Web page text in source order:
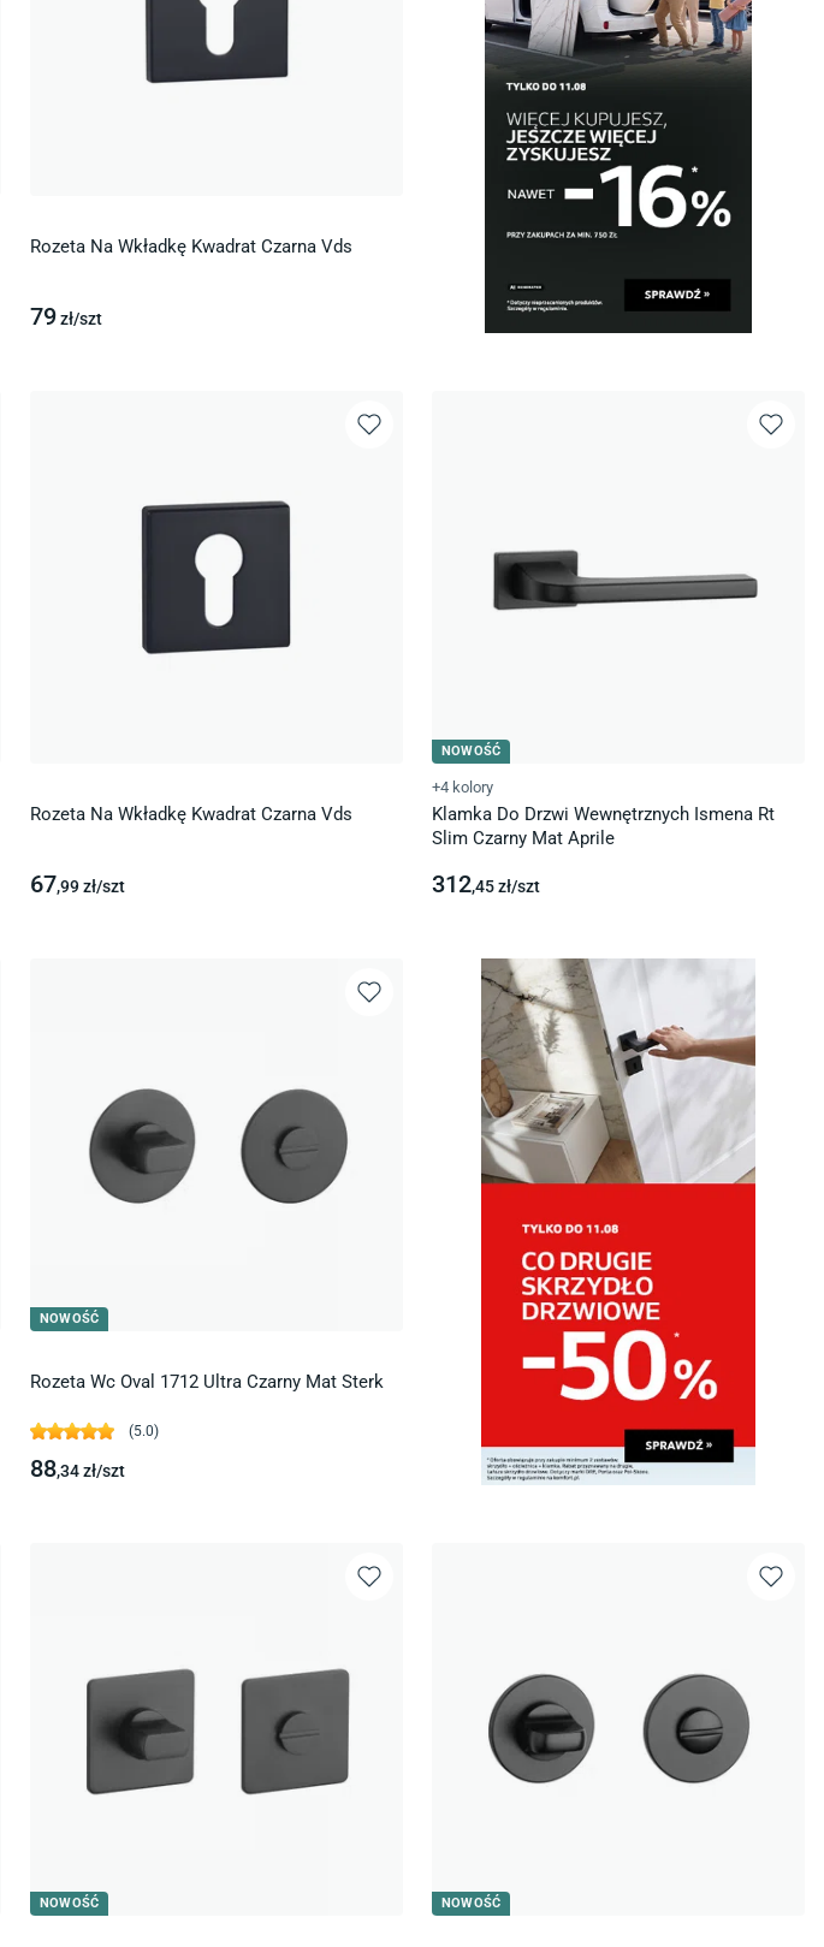
Rozeta Na Wkładkę Kwadrat Czarna Vds
79zł/szt
Rozeta Na Wkładkę Kwadrat Czarna Vds
67,99zł/szt
NOWOŚĆ
+4 kolory
Klamka Do Drzwi Wewnętrznych Ismena Rt
Slim Czarny Mat Aprile
312,45zł/szt
NOWOŚĆ
Rozeta Wc Oval 1712 Ultra Czarny Mat Sterk
(5.0)
88,34zł/szt
NOWOŚĆ NOWOŚĆ